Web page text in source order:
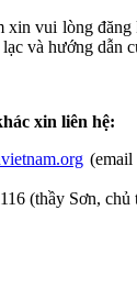
xin vui lòng đăng
và hướng dẫn
xin liên hệ:
(thầy Sơn,